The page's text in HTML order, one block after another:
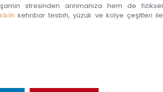
stresinden arınmanıza hem de fiziksel
kehribar tesbih, yüzük ve kolye çeşitleri ile